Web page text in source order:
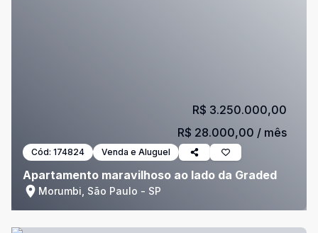
Cód: 174824 Venda e Aluguel
Apartamento maravilhoso ao lado da Graded
Morumbi, São Paulo - SP
R$ 3.250.000,00
R$ 28.000,00 / mês